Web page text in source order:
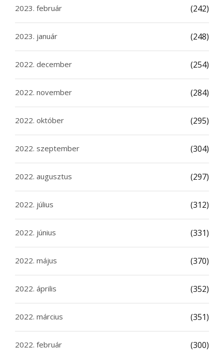
2023. február (242)
2023. január (248)
2022. december (254)
2022. november (284)
2022. október (295)
2022. szeptember (304)
2022. augusztus (297)
2022. július (312)
2022. június (331)
2022. május (370)
2022. április (352)
2022. március (351)
2022. február (300)